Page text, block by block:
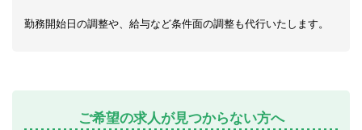
勤務開始日の調整や、給与など条件面の調整も代行いたします。
ご希望の求人が見つからない方へ